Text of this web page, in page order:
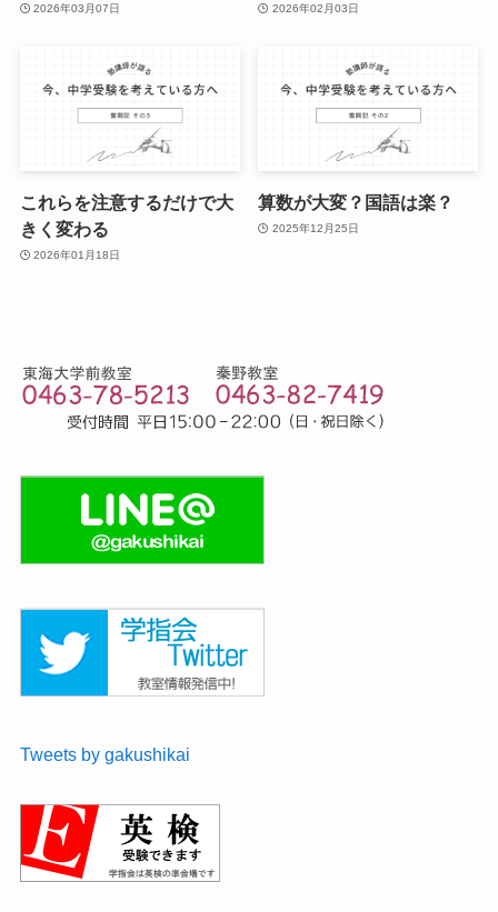
2026年03月07日 2026年02月03日
これらを注意するだけで大
きく変わる
2026年01月18日
算数が大変？国語は楽？
2025年12月25日
Tweets by gakushikai